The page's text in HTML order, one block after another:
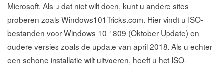
Microsoft. Als u dat niet wilt doen, kunt u andere sites
proberen zoals Windows101Tricks.com. Hier vindt u ISO-
bestanden voor Windows 10 1809 (Oktober Update) en
oudere versies zoals de update van april 2018. Als u echter
een schone installatie wilt uitvoeren, heeft u het ISO-